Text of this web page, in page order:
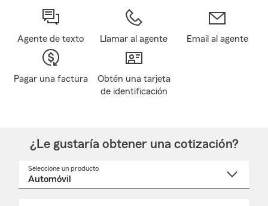
Agente de texto Llamar al agente Email al agente
Pagar una factura
Obtén una tarjeta
de identificación
¿Le gustaría obtener una cotización?
Seleccione un producto